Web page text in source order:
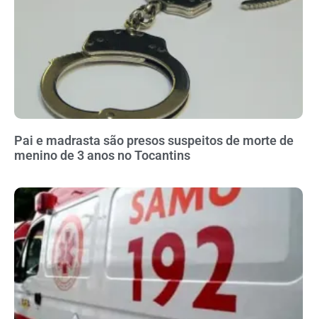
Pai e madrasta são presos suspeitos de morte de
menino de 3 anos no Tocantins